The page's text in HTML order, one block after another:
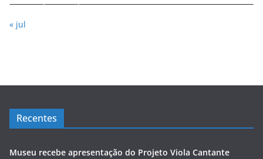
« jul
Recentes
Museu recebe apresentação do Projeto Viola Cantante